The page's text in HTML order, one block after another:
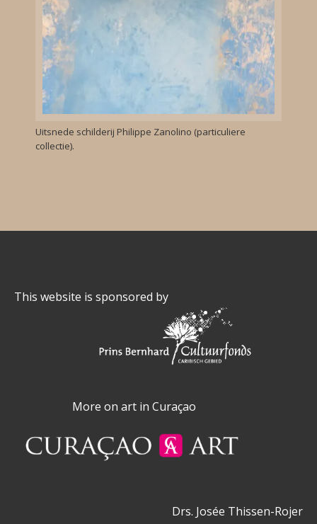
Uitsnede schilderij Philippe Zanolino (particuliere
collectie).
This website is sponsored by
More on art in Curaçao
Drs. Josée Thissen-Rojer